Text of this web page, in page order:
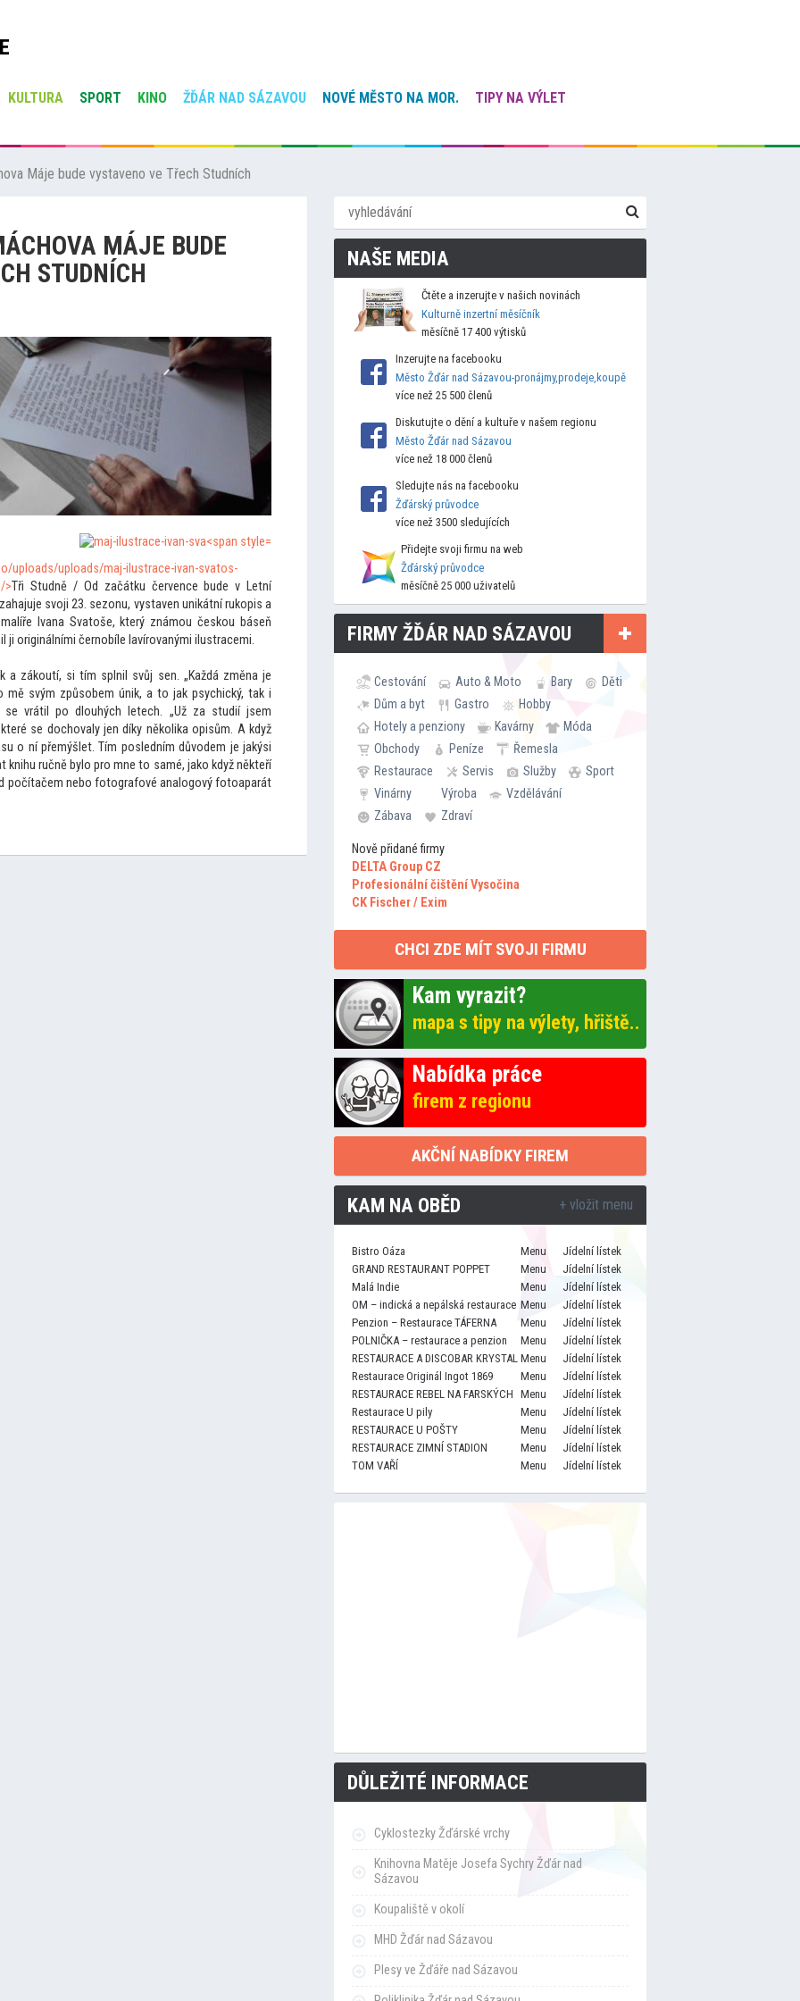
KULTURA SPORT KINO ŽĎÁR NAD SÁZAVOU NOVÉ MĚSTO NA MOR.
TIPY NA VÝLET
Máje bude vystaveno ve Třech Studních
MÁJE BUDE
STUDNÍCH
uploads/uploads/maj-ilustrace-ivan-svatos-
>Tři Studně / Od začátku července bude v Letní
svoji 23. sezonu, vystaven unikátní rukopis a
Ivana Svatoše, který známou českou báseň
ji originálními černobíle lavírovanými ilustracemi.
a zákoutí, si tím splnil svůj sen. „Každá změna je
mě svým způsobem únik, a to jak psychický, tak i
se vrátil po dlouhých letech. „Už za studií jsem
se dochovaly jen díky několika opisům. A když
o ní přemýšlet. Tím posledním důvodem je jakýsi
knihu ručně bylo pro mneto samé, jako když někteří
počítačem nebo fotografové analogový fotoaparát
NAŠE MEDIA
Čtěte a inzerujte v našich novinách
Kulturně inzertní měsíčník
měsíčně 17 400 výtisků
Inzerujte na facebooku
Město Žďár nad Sázavou-pronájmy,prodeje,koupě
více než 25 500 členů
Diskutujte o dění a kultuře v našem regionu
Město Žďár nad Sázavou
více než 18 000 členů
Sledujte nás na facebooku
Žďárský průvodce
více než 3500 sledujících
Přidejte svoji firmu na web
Žďárský průvodce
měsíčně 25 000 uživatelů
FIRMY ŽĎÁR NAD SÁZAVOU
Cestování Auto & Moto Bary
Děti
Dům a byt
Gastro
Hobby
Hotely a penziony
Kavárny
Móda
Obchody
Peníze
Řemesla
Restaurace
Servis Služby
Sport
Vinárny
Výroba
Vzdělávání
Zábava
Zdraví
Nově přidané firmy
DELTA Group CZ
Profesionální čištění Vysočina
CK Fischer / Exim
CHCI ZDE MÍT SVOJI FIRMU
Kam vyrazit?
mapa s tipy na výlety, hřiště..
Nabídka práce
firem z regionu
AKČNÍ NABÍDKY FIREM
KAM NA OBĚD + vložit menu
Bistro Oáza Menu
Jídelní lístek
GRAND RESTAURANT POPPET
Menu
Jídelní lístek
Malá Indie
Menu
Jídelní lístek
OM – indická a nepálská restaurace Menu
Jídelní lístek
Penzion – Restaurace TÁFERNA
Menu
Jídelní lístek
POLNIČKA – restaurace a penzion
Menu
Jídelní lístek
RESTAURACE A DISCOBAR KRYSTAL Menu
Jídelní lístek
Restaurace Originál Ingot 1869
Menu
Jídelní lístek
RESTAURACE REBEL NA FARSKÝCH Menu
Jídelní lístek
Restaurace U pily
Menu
Jídelní lístek
RESTAURACE U POŠTY
Menu
Jídelní lístek
RESTAURACE ZIMNÍ STADION
Menu
Jídelní lístek
TOM VAŘÍ
Menu Jídelní lístek
DŮLEŽITÉ INFORMACE
Cyklostezky Žďárské vrchy
Knihovna Matěje Josefa Sychry Žďár nad
Sázavou
Koupaliště v okolí
MHD Žďár nad Sázavou
Plesy ve Žďáře nad Sázavou